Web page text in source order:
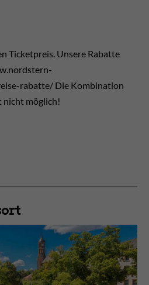
Ticketpreis. Unsere Rabatte
rabatte/ Die Kombination
nicht möglich!